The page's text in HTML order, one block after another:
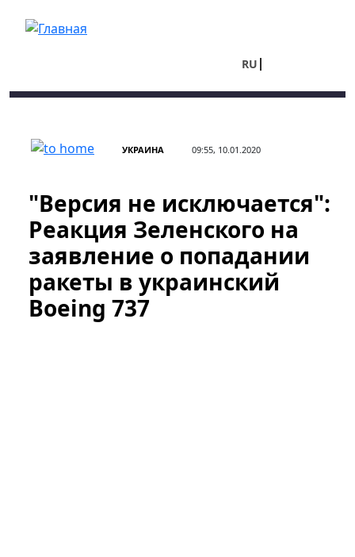
RU
УКРАИНА 09:55, 10.01.2020
"Версия не исключается":
Реакция Зеленского на
заявление о попадании
ракеты в украинский
Boeing 737